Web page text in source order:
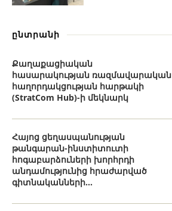
ընտրանի
Քաղաքացիական
հասարակության ռազմավարական
հաղորդակցության հարթակի
(StratCom Hub)-ի մեկնարկ
Հայոց ցեղասպանության
թանգարան-ինստիտուտի
հոգաբարձուների խորհրդի
անդամությունից հրաժարված
գիտնականների...